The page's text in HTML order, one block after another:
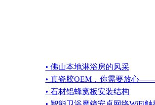
• 佛山本地淋浴房的风采
• 真瓷胶OEM，你需要放心
• 石材铝蜂窝板安装结构